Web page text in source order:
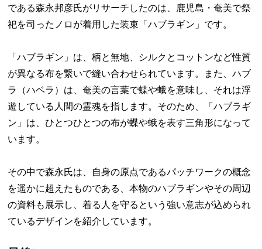
である森永邦彦氏がリサーチしたのは、鹿児島・奄美で祭
祀を司ったノロが着用した装束「ハブラギン」です。
「ハブラギン」は、柄と無地、シルクとコットンなど性質
が異なる布を繋いで縫い合わせられています。また、ハブ
ラ（ハベラ）は、奄美の言葉で蝶や蛾を意味し、それは浮
遊している人間の霊魂を指します。そのため、「ハブラギ
ン」は、ひとつひとつの布が蝶や蛾を表す三角形になって
います。
その中で森永氏は、自身の原点であるパッチワークの概念
を遥かに超えたものである、本物のハブラギンやその周辺
の資料も展示し、着る人を守るという強い意志が込められ
ているデザインを紹介しています。